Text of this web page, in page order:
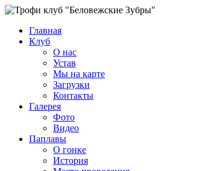
Главная
Клуб
О нас
Устав
Мы на карте
Загрузки
Контакты
Галерея
Фото
Видео
Паплавы
О гонке
История